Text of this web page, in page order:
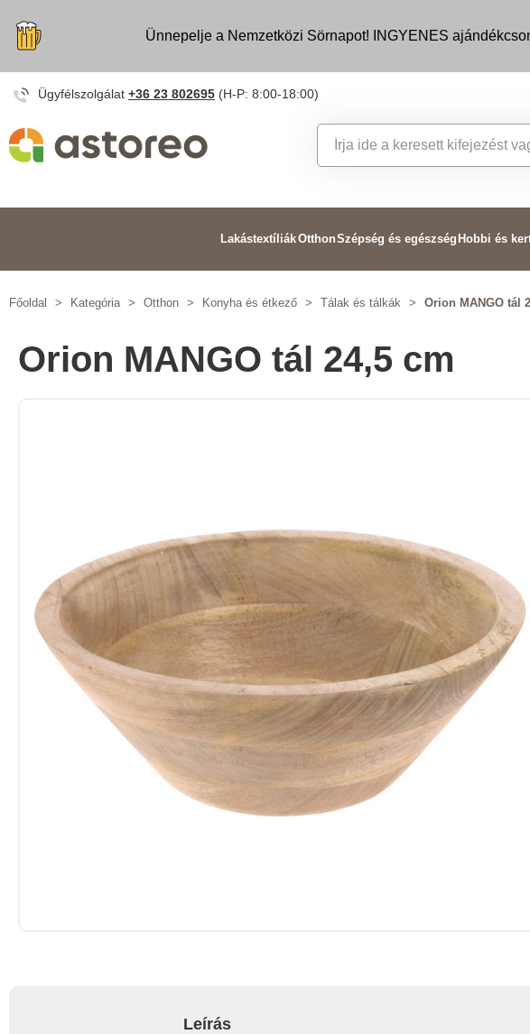
Ünnepelje a Nemzetközi Sörnapot! INGYENES
Ügyfélszolgálat +36 23 802695 (H-P: 8:00-18:00)
LakástextíliákOtthonSzépség és egészség Hobbi és
Főoldal > Kategória > Otthon > Konyha és étkező > Tálak és tálkák > Orion MANGO tál
Orion MANGO tál 24,5 cm
Leírás